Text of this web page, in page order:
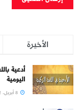
الأخيرة
أدعية
اليومية